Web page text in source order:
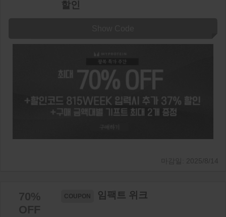
할인
70%
OFF
임팩트 위크